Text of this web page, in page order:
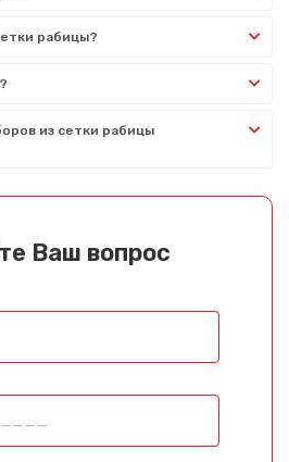
рабицы?
из сетки рабицы
Ваш вопрос